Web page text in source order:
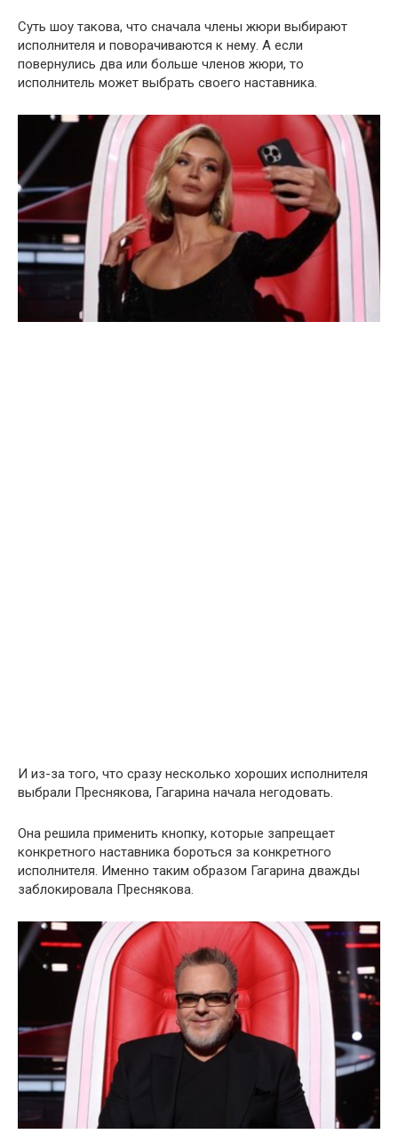
Суть шоу такова, что сначала члены жюри выбирают
исполнителя и поворачиваются к нему. А если
повернулись два или больше членов жюри, то
исполнитель может выбрать своего наставника.
И из-за того, что сразу несколько хороших исполнителя
выбрали Преснякова, Гагарина начала негодовать.
Она решила применить кнопку, которые запрещает
конкретного наставника бороться за конкретного
исполнителя. Именно таким образом Гагарина дважды
заблокировала Преснякова.